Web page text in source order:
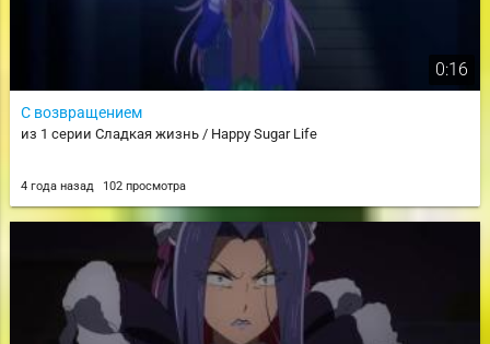
0:16
С возвращением
из 1 серии Сладкая жизнь / Happy Sugar Life
4 года назад 102 просмотра